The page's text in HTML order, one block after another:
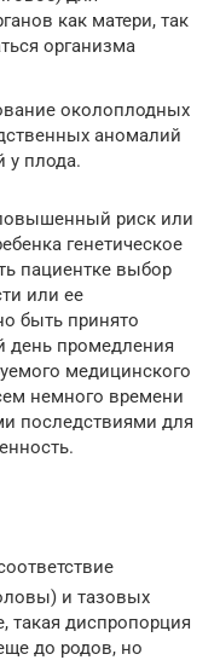
как матери, так
организма
околоплодных
аномалий
у плода.
риск или
генетическое
пациентке выбор
или ее
быть принято
день промедления
медицинского
немного времени
последствиями для
и тазовых
такая диспропорция
до родов, но